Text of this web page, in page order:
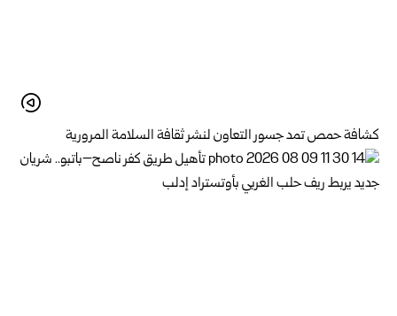
كشافة حمص تمد جسور التعاون لنشر ثقافة السلامة المرورية